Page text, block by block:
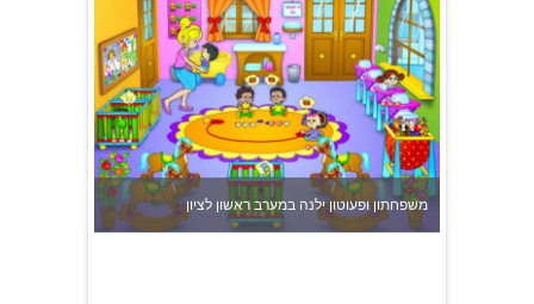
משפחתון ופעוטון ילנה במערב ראשון לציון